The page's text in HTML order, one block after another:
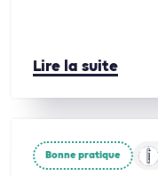
Lire la suite
Bonne pratique